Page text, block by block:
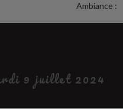
Ambiance :
9 juillet 2024